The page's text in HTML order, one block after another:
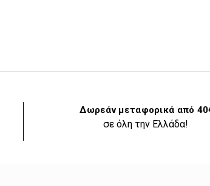
Δωρεάν μεταφορικά από
σε όλη την Ελλάδα!